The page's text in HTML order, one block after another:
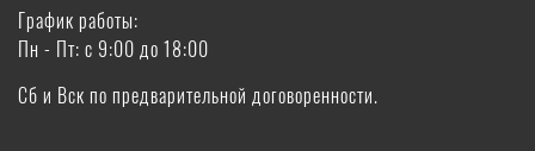
График работы:
Пн - Пт: с 9:00 до 18:00
Сб и Вск по предварительной договоренности.